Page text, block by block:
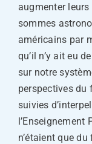
augmenter
sommes
américains par
qu’il n’y ait eu
sur notre
perspectives du
suivies
l’Enseignement
n’étaient que du